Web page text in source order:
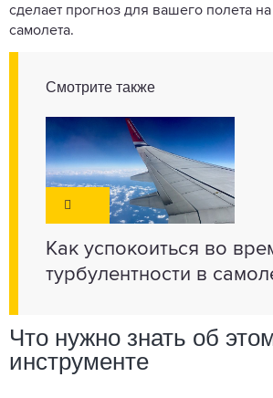
сделает прогноз для вашего полета
самолета.
Смотрите также
Как успокоиться во
турбулентности в
Что нужно знать об
инструменте